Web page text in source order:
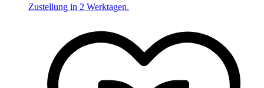
Zustellung in 2 Werktagen.